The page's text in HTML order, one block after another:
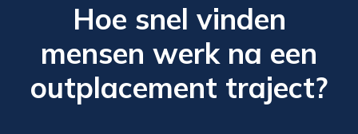
Hoe snel vinden
mensen werk na een
outplacement traject?